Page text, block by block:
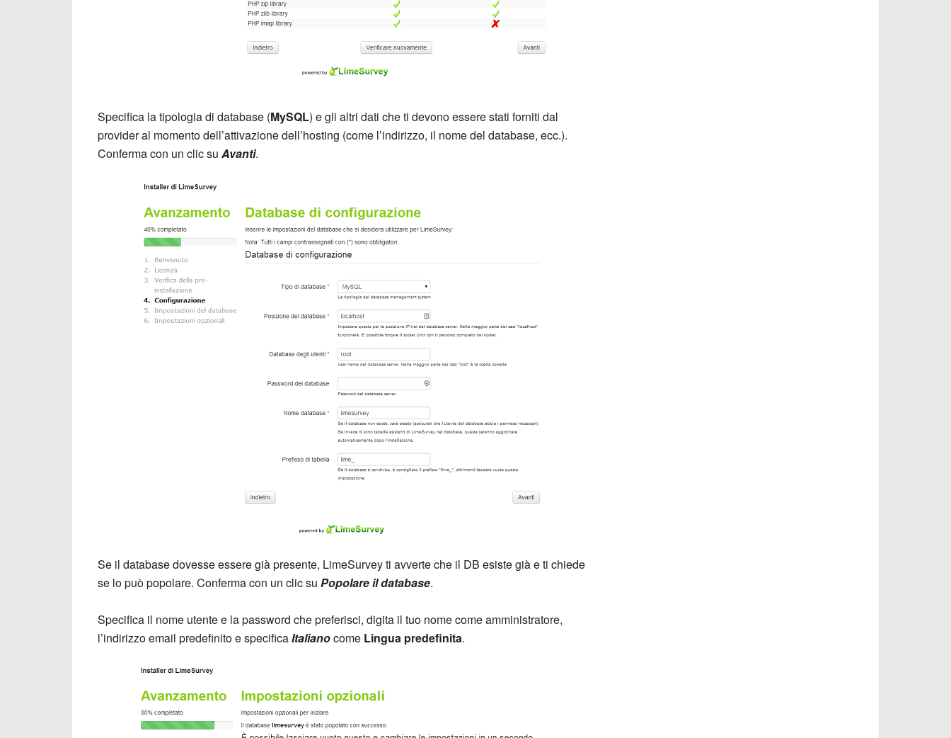
Specifica la tipologia di database (MySQL) e gli altri dati che ti devono essere stati forniti dal
provider al momento dell’attivazione dell’hosting (come l’indirizzo, il nome del database, ecc.).
Conferma con un clic su Avanti.
Se il database dovesse essere già presente, LimeSurvey ti avverte che il DB esiste già e ti chiede
se lo può popolare. Conferma con un clic su Popolare il database.
Specifica il nome utente e la password che preferisci, digita il tuo nome come amministratore,
l’indirizzo email predefinito e specificaItalianocome Lingua predefinita.